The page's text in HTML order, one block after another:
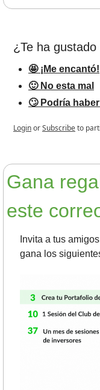
¿Te ha
🤩 ¡Me encantó!
🙂 No esta mal
🙄 Podría
LoginorSubscribeto
Gana
este
Invita a tus
gana los